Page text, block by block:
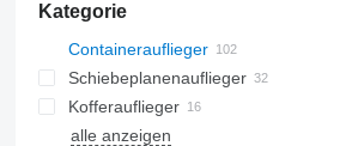
Kategorie
Containerauflieger
Schiebeplanenauflieger
Kofferauflieger
alle anzeigen